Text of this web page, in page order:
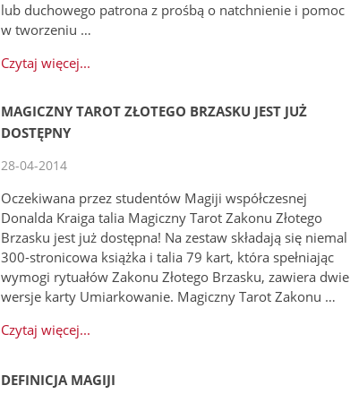
lub duchowego patrona z prośbą o natchnienie i pomoc
w tworzeniu …
Czytaj więcej...
MAGICZNY TAROT ZŁOTEGO BRZASKU JEST JUŻ
DOSTĘPNY
28-04-2014
Oczekiwana przez studentów Magiji współczesnej
Donalda Kraiga talia Magiczny Tarot Zakonu Złotego
Brzasku jest już dostępna! Na zestaw składają się niemal
300-stronicowa książka i talia 79 kart, która spełniając
wymogi rytuałów Zakonu Złotego Brzasku, zawiera dwie
wersje karty Umiarkowanie. Magiczny Tarot Zakonu …
Czytaj więcej...
DEFINICJA MAGIJI